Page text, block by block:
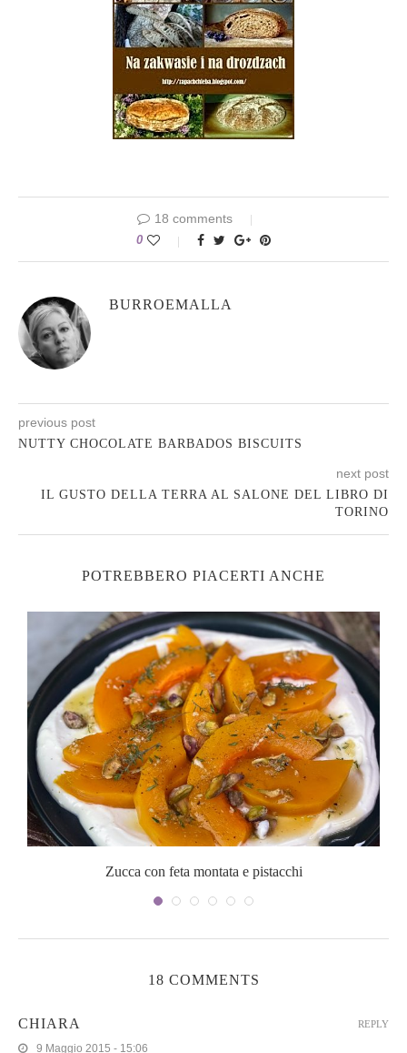
18 comments
0
BURROEMALLA
previous post
NUTTY CHOCOLATE BARBADOS BISCUITS
next post
IL GUSTO DELLA TERRA AL SALONE DEL LIBRO DI
TORINO
POTREBBERO PIACERTI ANCHE
Zucca con feta montata e pistacchi
18 COMMENTS
CHIARA
9 Maggio 2015 - 15:06
REPLY